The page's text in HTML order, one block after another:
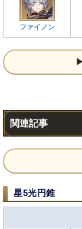
ファイノン
関連記事
星5光円錐